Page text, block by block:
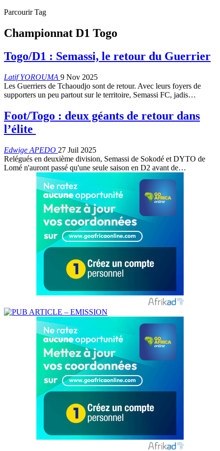
Parcourir Tag
Championnat D1 Togo
Togo/D1 : Semassi, le retour du Guerrier
Latif YOROUMA 9 Nov 2025
Les Guerriers de Tchaoudjo sont de retour. Avec leurs foyers de
supporters un peu partout sur le territoire, Semassi FC, jadis…
Foot/Togo : deux géants de retour dans
l’élite
Edwige APEDO 27 Juil 2025
Relégués en deuxième division, Semassi de Sokodé et DYTO de
Lomé n'auront passé qu'une seule saison en D2 avant de…